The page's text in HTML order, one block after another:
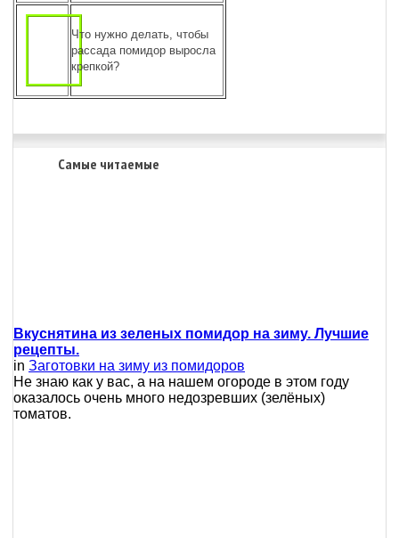
Что нужно делать, чтобы
рассада помидор выросла
крепкой?
Самые читаемые
Вкуснятина из зеленых помидор на зиму. Лучшие
рецепты.
in Заготовки на зиму из помидоров
Не знаю как у вас, а на нашем огороде в этом году
оказалось очень много недозревших (зелёных)
томатов.